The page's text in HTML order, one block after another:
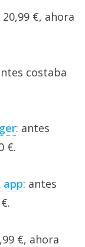
€, ahora
costaba
: antes
€.
app: antes
€, ahora